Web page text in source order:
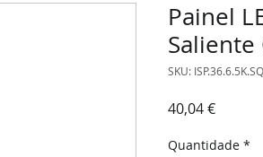
Painel
SKU:
40,04 €Preço
Quantidade *